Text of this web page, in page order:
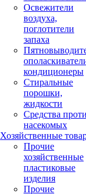
Освежители
воздуха,
поглотители
запаха
кондиционеры
Стиральные
порошки,
жидкости
Средства
насекомых
Хозяйственные
Прочие
хозяйственные
пластиковые
изделия
Прочие